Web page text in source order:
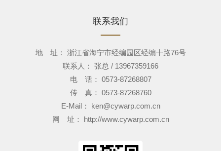
联系我们
地 址： 浙江省海宁市经编园区经编十路76号
联系人： 张总 / 13967359166
电 话： 0573-87268807
传 真： 0573-87268760
E-Mail： ken@cywarp.com.cn
网 址： http://www.cywarp.com.cn